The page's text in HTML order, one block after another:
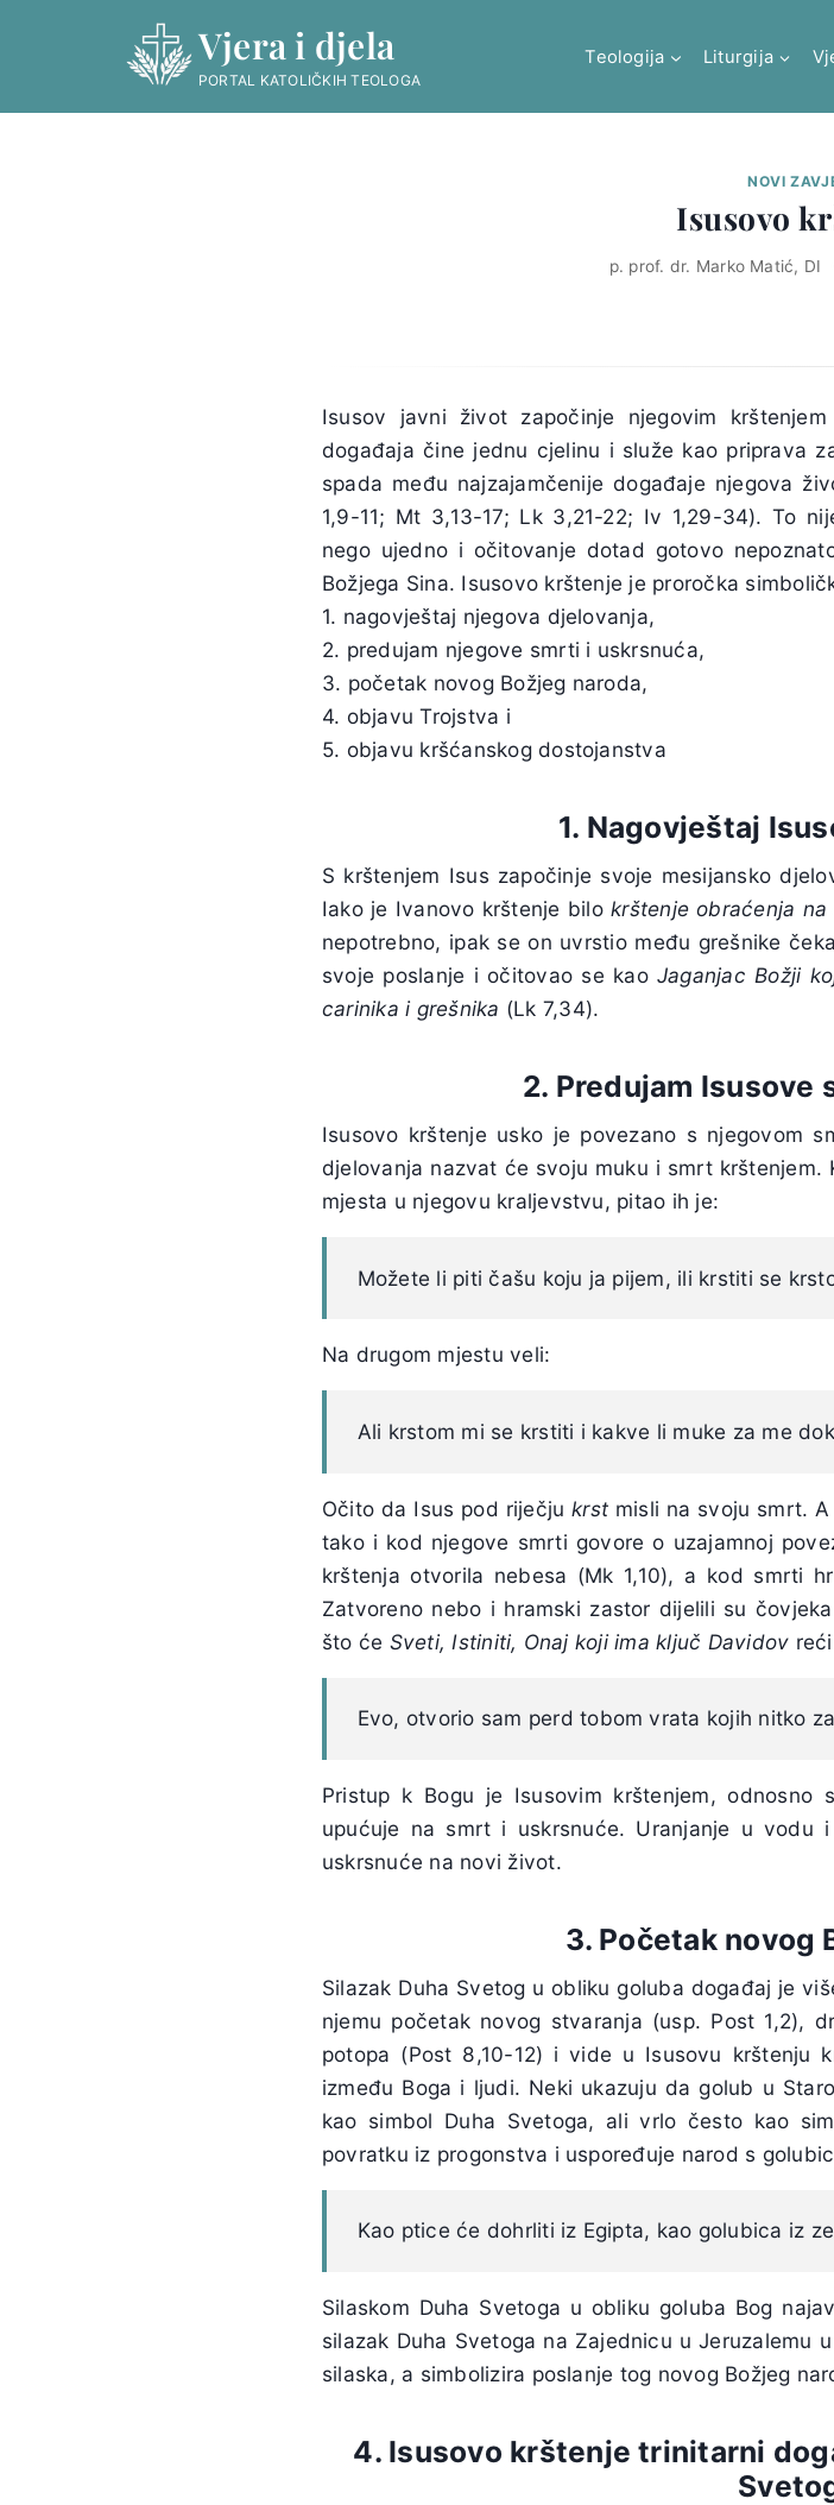
Vjera i djela
PORTAL KATOLIČKIH TEOLOGA
Teologija Liturgija
NOVI
Isusovo
p. prof. dr. Marko Matić, DI
Isusov javni život započinje njegovim
događaja čine jednu cjelinu i služe kao priprava
spada među najzajamčenije događaje njegova
1,9-11; Mt 3,13-17; Lk 3,21-22; Iv 1,29-34). To
nego ujedno i očitovanje dotad gotovo
Božjega Sina. Isusovo krštenje je proročka
1. nagovještaj njegova djelovanja,
2. predujam njegove smrti i uskrsnuća,
3. početak novog Božjeg naroda,
4. objavu Trojstva i
5. objavu kršćanskog dostojanstva
1. Nagovještaj
S krštenjem Isus započinje svoje mesijansko
Iako je Ivanovo krštenje bilokrštenje obraćenja
nepotrebno, ipak se on uvrstio među grešnike
svoje poslanje i očitovao se kao Jaganjac Božji
carinika i grešnika (Lk 7,34).
2. Predujam Isusove
Isusovo krštenje usko je povezano s njegovom
djelovanja nazvat će svoju muku i smrt
mjesta u njegovu kraljevstvu, pitao ih je:
Možete li piti čašu koju ja pijem, ili krstiti se
Na drugom mjestu veli:
Ali krstom mi se krstiti i kakve li muke za me
Očito da Isus pod riječjukrst misli na svoju smrt.
tako i kod njegove smrti govore o uzajamnoj
krštenja otvorila nebesa (Mk 1,10), a kod smrti
Zatvoreno nebo i hramski zastor dijelili su
što će Sveti, Istiniti, Onaj koji ima ključ Davidov
Evo, otvorio sam perd tobom vrata kojih nitko
Pristup k Bogu je Isusovim krštenjem,
upućuje na smrt i uskrsnuće. Uranjanje u vodu
uskrsnuće na novi život.
3. Početak novog
Silazak Duha Svetog u obliku goluba događaj je
njemu početak novog stvaranja (usp. Post 1,2),
potopa (Post 8,10-12) i vide u Isusovu krštenju
između Boga i ljudi. Neki ukazuju da golub u
kao simbol Duha Svetoga, ali vrlo često kao
povratku iz progonstva i uspoređuje narod s
Kao ptice će dohrliti iz Egipta, kao golubica iz
Silaskom Duha Svetoga u obliku goluba Bog
silazak Duha Svetoga na Zajednicu u Jeruzalemu
silaska, a simbolizira poslanje tog novog Božjeg
4. Isusovo krštenje trinitarni